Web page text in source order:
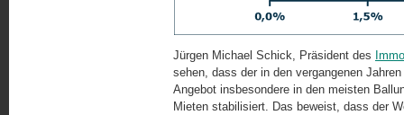
Jürgen Michael Schick, Präsident des
sehen, dass der in den vergangenen
Angebot insbesondere in den meisten
Mieten stabilisiert. Das beweist, dass der